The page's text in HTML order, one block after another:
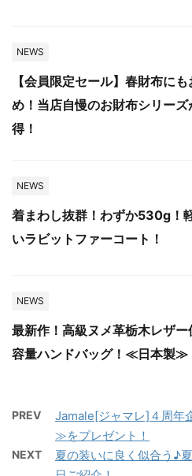
NEWS
【会員限定セール】春財布に
め！当店自慢のお財布シリーズ
得！
NEWS
着まわし抜群！わずか530g！
いラビットファーコート！
NEWS
最新作！高級ヌメ革栃木レザー
容量ハンドバッグ！≪日本製≫
PREV
Jamale[ジャマレ]４周年
≫をプレゼント！
NEXT
夏の装いに良く似合う♪